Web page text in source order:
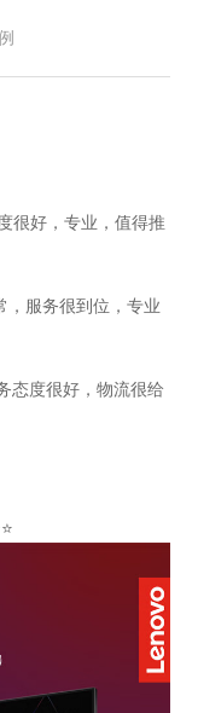
很好，专业，值得推
服务很到位，专业
态度很好，物流很给